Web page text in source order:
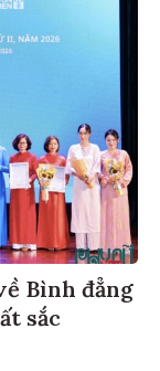
Bình đẳng
sắc